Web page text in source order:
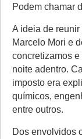
Podem chamar
A ideia de
Marcelo Mori e
concretizamos
noite adentro.
imposto era
químicos,
entre outros.
Dos envolvidos